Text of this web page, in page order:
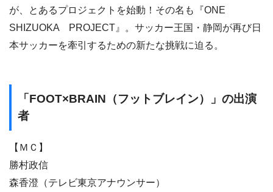
が、とあるプロジェクトを始動！その名も『ONE
SHIZUOKA PROJECT』。サッカー王国・静岡が再び日
本サッカーを牽引するための新たな挑戦に迫る。
「FOOT×BRAIN（フットブレイン）」の出演
者
【ＭＣ】
勝村政信
森香澄（テレビ東京アナウンサー）